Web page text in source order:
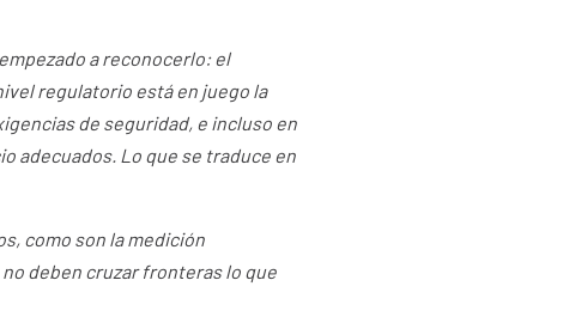
a reconocerlo: el
regulatorio está en juego la
de seguridad, e incluso en
adecuados. Lo que se traduce en
como son la medición
deben cruzar fronteras lo que